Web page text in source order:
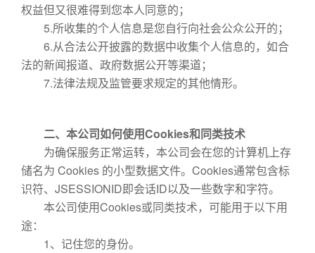
权益但又很难得到您本人同意的；
5.所收集的个人信息是您自行向社会公众公开的；
6.从合法公开披露的数据中收集个人信息的，如合
法的新闻报道、政府数据公开等渠道；
7.法律法规及监管要求规定的其他情形。
二、本公司如何使用Cookies和同类技术
为确保服务正常运转，本公司会在您的计算机上存
储名为 Cookies 的小型数据文件。Cookies通常包含标
识符、JSESSIONID即会话ID以及一些数字和字符。
本公司使用Cookies或同类技术，可能用于以下用
途：
1、记住您的身份。